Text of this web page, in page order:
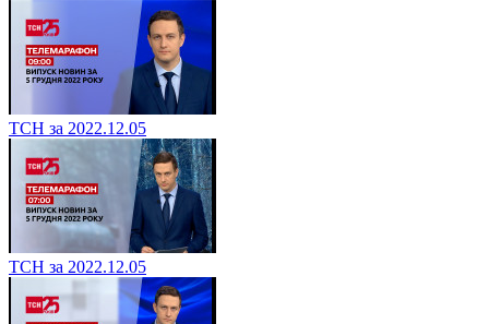
ТСН за 2022.12.05
ТСН за 2022.12.05